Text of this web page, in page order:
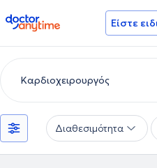
doctoranytime Είστε
Διαθεσιμότητα